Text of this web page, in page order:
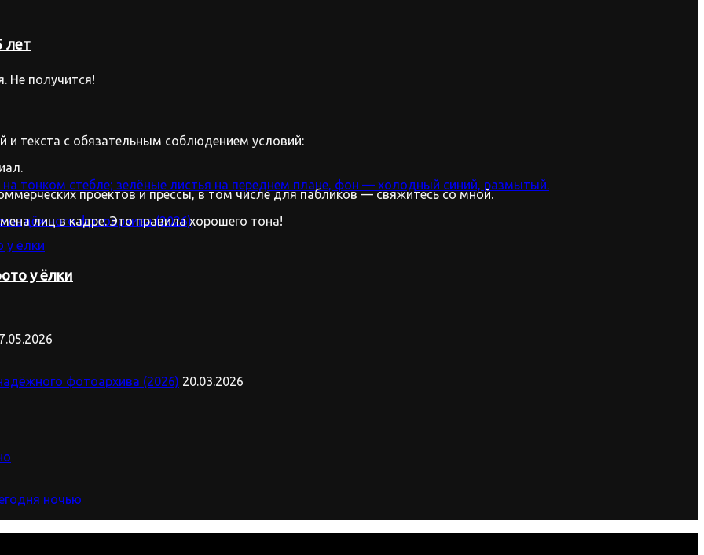
у ёлки
лет
Не получится!
и текста с обязательным соблюдением условий:
проектов и прессы, в том числе для пабликов — свяжитесь со мной.
лиц в кадре. Это правила хорошего тона!
фотоархива (2026) 20.03.2026
ночью